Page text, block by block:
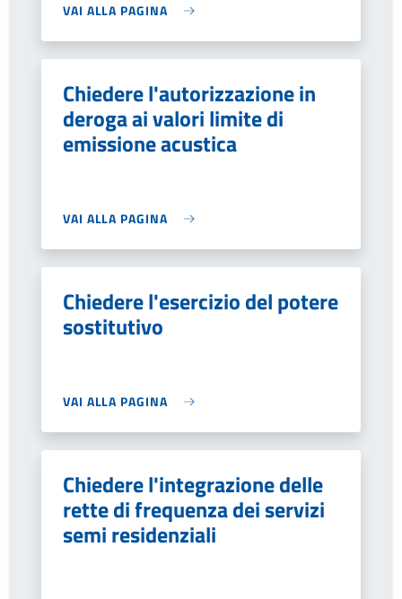
VAI ALLA PAGINA
Chiedere l'autorizzazione in
deroga ai valori limite di
emissione acustica
VAI ALLA PAGINA
Chiedere l'esercizio del potere
sostitutivo
VAI ALLA PAGINA
Chiedere l'integrazione delle
rette di frequenza dei servizi
semi residenziali